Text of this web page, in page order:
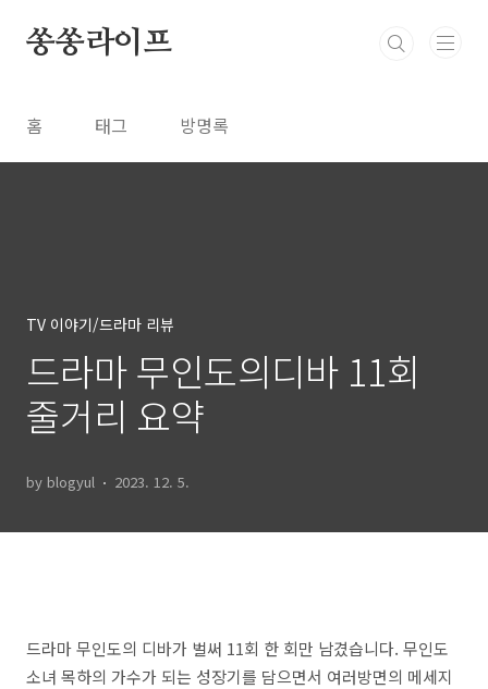
쏭쏭라이프
홈 태그 방명록
TV 이야기/드라마 리뷰
드라마 무인도의디바 11회
줄거리 요약
by blogyul 2023. 12. 5.
드라마 무인도의 디바가 벌써 11회 한 회만 남겼습니다. 무인도
소녀 목하의 가수가 되는 성장기를 담으면서 여러방면의 메세지